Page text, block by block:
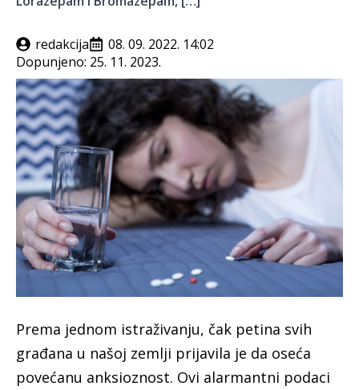
redakcija
08. 09. 2022. 14:02
Dopunjeno: 25. 11. 2023.
Prema jednom istraživanju, čak petina svih
građana u našoj zemlji prijavila je da oseća
povećanu anksioznost. Ovi alarmantni podaci